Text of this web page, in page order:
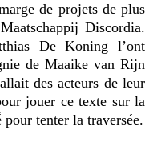
de projets de plus
Discordia.
De Koning l’ont
de Maaike van Rijn
des acteurs de leur
jouer ce texte sur la
tenter la traversée.